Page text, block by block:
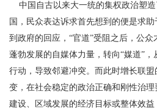
中国自古以来大一统的集权政治塑造
国，民众表达诉求首先想到的便是求
到政府的回应，“官道”受阻之后，公
蓬勃发展的自媒体力量，转向“媒道”
行动，导致邻避冲突。而此时增长联
变，在社会稳定的政治正确和刚性治
建设、区域发展的经济目标或整体效